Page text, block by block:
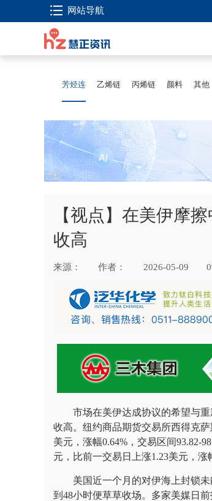
网站导航
芳烃连 乙烯链 丙烯链 颜料 其他
【视点】在美伊摩
收高
来源： 作者： 2026-05-09
市场在美伊达成协议的希望与
收高。纽约商品期货交易所西得克
美元，涨幅0.64%，交易区间93.82-
元，比前一交易日上涨1.23美元，涨
美国近一个月的对伊海上封锁
到48小时便草草收场。多家美媒日